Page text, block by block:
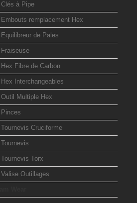
Clés à Pipe
Embouts remplacement Hex
Equilibreur de Pales
Fraiseuse
Hex Fibre de Carbon
Hex Interchangeables
Outil Multiple Hex
Pinces
Tournevis Cruciforme
Tournevis
Tournevis Torx
Valise Outillages